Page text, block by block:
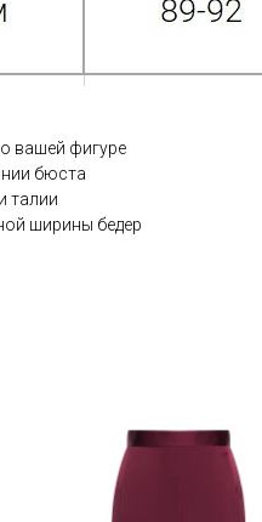
вашей фигуре
бюста
талии
ширины бедер